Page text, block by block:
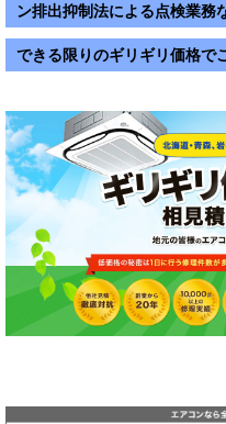
ン排出抑制法による点検業務
できる限りのギリギリ価格で